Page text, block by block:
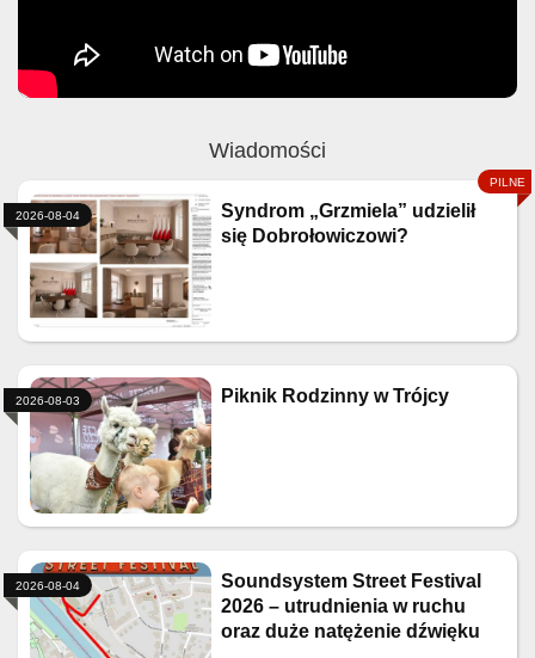
Wiadomości
Syndrom „Grzmiela” udzielił
się Dobrołowiczowi?
2026-08-04
Piknik Rodzinny w Trójcy
2026-08-03
Soundsystem Street Festival
2026 – utrudnienia w ruchu
oraz duże natężenie dźwięku
2026-08-04